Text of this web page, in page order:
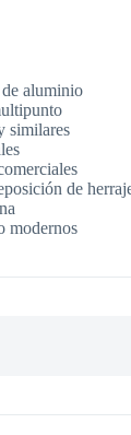
de aluminio
similares
de
modernos